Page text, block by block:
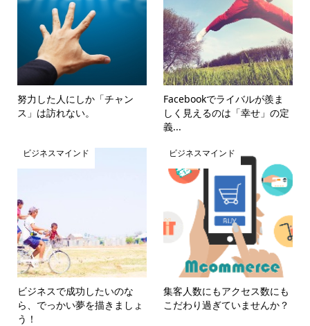
努力した人にしか「チャン
ス」は訪れない。
Facebookでライバルが羨ま
しく見えるのは「幸せ」の定
義...
ビジネスマインド
ビジネスで成功したいのな
ら、でっかい夢を描きましょ
う！
ビジネスマインド
集客人数にもアクセス数にも
こだわり過ぎていませんか？